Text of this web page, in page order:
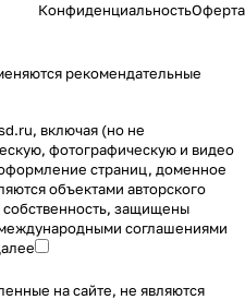
КонфиденциальностьОферта
рекомендательные
включая (но не
фотографическую и видео
страниц, доменное
объектами авторского
собственность, защищены
соглашениями
на сайте, не являются